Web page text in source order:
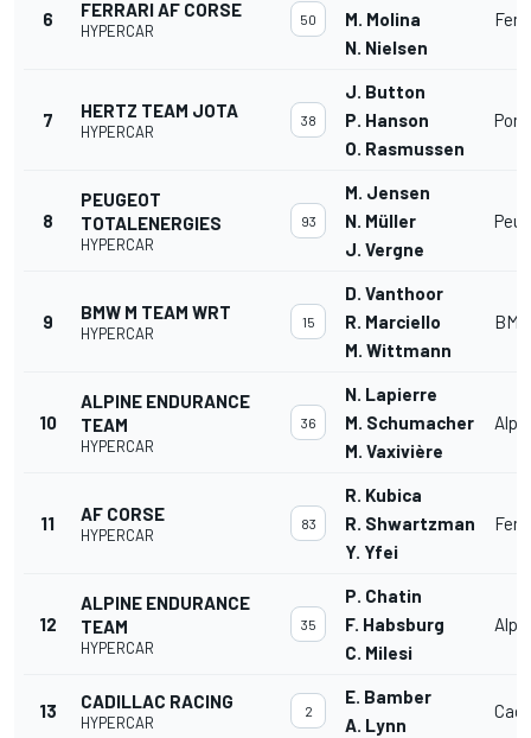
6 FERRARI AF CORSE
HYPERCAR
50
M. Molina
N. Nielsen
7 HERTZ TEAM JOTA
HYPERCAR
38
J. Button
P. Hanson
O. Rasmussen
8
PEUGEOT
TOTALENERGIES
HYPERCAR
93
M. Jensen
N. Müller
J. Vergne
9 BMW M TEAM WRT
HYPERCAR
15
D. Vanthoor
R. Marciello
M. Wittmann
10
ALPINE ENDURANCE
TEAM
HYPERCAR
36
N. Lapierre
M. Schumacher
M. Vaxivière
11 AF CORSE
HYPERCAR
83
R. Kubica
R. Shwartzman
Y. Yfei
12
ALPINE ENDURANCE
TEAM
HYPERCAR
35
P. Chatin
F. Habsburg
C. Milesi
13 CADILLAC RACING
HYPERCAR
2
E. Bamber
A. Lynn